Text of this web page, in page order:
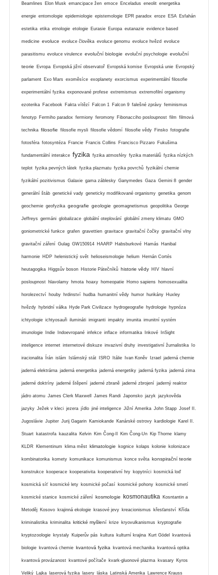
Beamlines Elon Musk emancipace žen emoce Enceladus eneolit energetika
energie entomologie epidemiologie epistemologie EPR paradox eroze ESA Esfahán
estetika etika etnologie etologie Eurasie Europa eutanazie evidence based
medicine evoluce evoluce člověka evoluce genomu evoluce hvězd evoluce
parasitismu evoluce virulence evoluční biologie evoluční psychologie evoluční
teorie Evropa Evropská jižní observatoř Evropská komise Evropská unie Evropský
parlament Exo Mars exoměsíce exoplanety exorcismus experimentální filosofie
experimentální fyzika exponované profese extremismus extremofilní organismy
ezoterika Facebook Fakta vítězí Falcon 1 Falcon 9 falešné zprávy feminismus
fenotyp Fermiho paradox fermiony feromony Fibonacciho posloupnost film filmová
technika filosofie filosofie mysli filosofie vědomí filosofie vědy Finsko fotografie
fotosféra fotosyntéza Francie Francis Collins Francisco Pizzaro Fukušima
fundamentální interakce fyzika fyzika atmosféry fyzika materiálů fyzika nízkých
teplot fyzika pevných látek fyzika plazmatu fyzika povrchů fyzikální chemie
fyzikální pozitivismus Galaxie gama záblesky Ganymedes Gaza Gemini 8 gender
generální štáb genetické vady geneticky modifikované organismy genetika genom
geochemie geofyzika geografie geologie geomagnetismus geopolitika George
Jeffreys germáni globalizace globální oteplování globální zmeny klimatu GMO
goniometrické funkce grafen gravettien gravitace gravitační čočky gravitační vlny
gravitační záření Gulag GW150914 HAARP Habsburkové Hamás Hanibal
harmonie HDP helenistický svět helioseismologie helium Hernán Cortés
heutagogika Higgsův boson Historie Pátečníků historie vědy HIV hlavní
posloupnost hlavolamy hmota hoaxy homeopatie Homo sapiens homosexualita
horolezectví houby hrdinství hudba humanitní vědy humor hurikány Huxley
hvězdy hybridní válka Hyde Park Civilizace hydrogeografie hydrologie hypnóza
ichtyologie ichtyosauři ilumináti imigranti impakty imunita imunitní systém
imunologie Indie Indoevropané infekce inflace informatika Inkové InSight
inteligence internet internetové diskuze invazivní druhy investigativní žurnalistika Io
iracionalita Írán islám Islámský stát ISRO Itálie Ivan Koněv Izrael jaderná chemie
jaderná elektrárna jaderná energetika jaderná energetiky jaderná fyzika jaderná zima
jaderné doktríny jaderné štěpení jaderné zbraně jaderné zbrojení jaderný reaktor
jádro atomu James Clerk Maxwell James Randi Japonsko jazyk jazykověda
jazyky Ježek v kleci jezera jídlo jiné inteligence Jižní Amerika John Stapp Josef II.
Jugoslávie Jupiter Jurij Gagarin Kamiokande Kanárské ostrovy kardiologie Karel II.
Stuart katastrofa kauzalita Kelvin Kim Čong-Il Kim Čong-Un Kip Thorne klamy
KLDR Klementinum klima měst klimatologie kognice kolaps kolonie kolonizace
kombinatorika komety komunikace komunismus konce světa konspirační teorie
konstrukce kooperace kooperativita kooperativní hry kopytníci kosmická loď
kosmická síť kosmické lety kosmické počasí kosmické pohony kosmické smetí
kosmické stanice kosmické záření kosmologie kosmonautika Kosntantin a
Metoděj Kosovo krajinná ekologie krasové jevy kreacionismus křesťanství Křída
kriminalistika kriminalita kritické myšlení krize kryovulkanismus kryptografie
kryptozoologie krystaly Kuiperův pás kultura kulturní krajina Kurt Gödel kvantová
biologie kvantová chemie kvantová fyzika kvantová mechanika kvantová optika
kvantová provázanost kvantové počítače kvark-gluonové plazma kvasary Kyros
Veliký Lajka laserová fyzika lasery láska Latinská Amerika Lawrence Krauss